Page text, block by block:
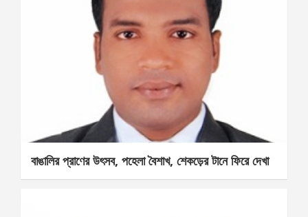
বাঙালির প্রাণের উৎসব, পহেলা বৈশাখ, শেকড়ের টানে ফিরে দেখা